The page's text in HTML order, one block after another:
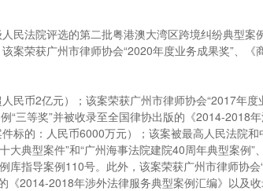
民法院评选的第二批粤港澳大湾区跨境纠纷典型案
荣获广州市律师协会“2020年度业务成果奖”、
币2亿元）；该案荣获广州市律师协会“2017年
三等奖”并被收录至全国律协出版的《2014-2018
的：人民币6000万元）；该案被最高人民法院
典型案件”和“广州海事法院建院40周年典型案例
指导案例110号。此外，该案荣获广州市律师协
2014-2018年涉外法律服务典型案例汇编》以及